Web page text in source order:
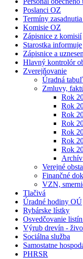
Poslanci OZ
Termíny
Komisie OZ
Zápisnice z komisií
Starostka informuje
Zápisnice a
Hlavný kontrolór
Zverejňovanie
Úradná
Zmluvy,
Rok
Rok
Rok
Rok
Rok
Rok
Rok
Verejné
Finančné
VZN,
Tlačivá
Úradné hodiny OÚ
Rybárske lístky
Osvedčovanie
Výrub drevín -
Sociálna služba
Samostatne
PHRSR